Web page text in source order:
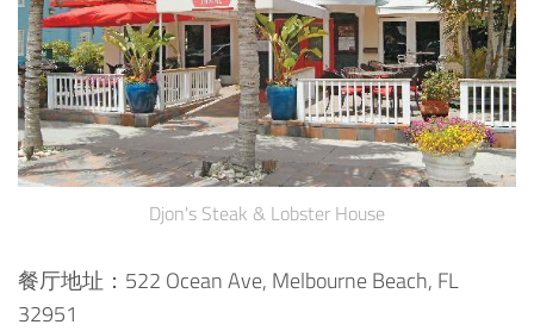
Djon's Steak & Lobster House
餐厅地址：522 Ocean Ave, Melbourne Beach, FL
32951